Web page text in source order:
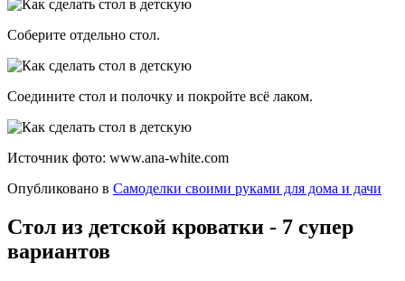
Соберите отдельно стол.
Соедините стол и полочку и покройте всё лаком.
Источник фото: www.ana-white.com
Опубликовано в Самоделки своими руками для дома и дачи
Стол из детской кроватки - 7 супер
вариантов